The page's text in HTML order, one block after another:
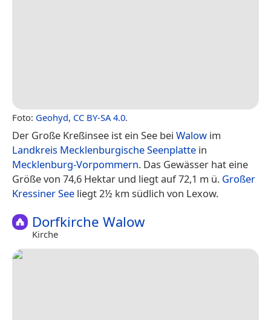
Foto: Geohyd, CC BY-SA 4.0.
Der Große Kreßinsee ist ein See bei Walow im
Landkreis Mecklenburgische Seenplatte in
Mecklenburg-Vorpommern. Das Gewässer hat eine
Größe von 74,6 Hektar und liegt auf 72,1 m ü. Großer
Kressiner See liegt 2½ km südlich von Lexow.
Dorfkirche Walow
Kirche